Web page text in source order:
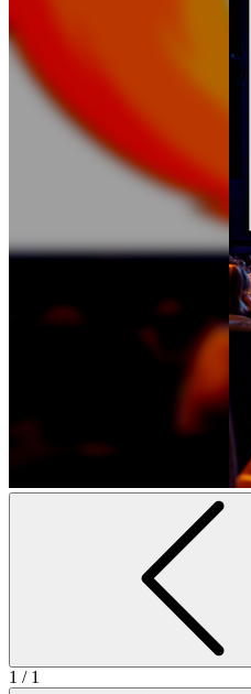
1 / 1